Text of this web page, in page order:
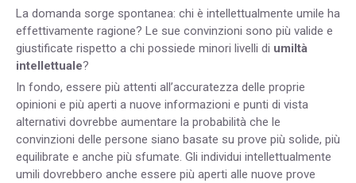
La domanda sorge spontanea: chi è intellettualmente umile ha
effettivamente ragione? Le sue convinzioni sono più valide e
giustificate rispetto a chi possiede minori livelli di umiltà
intellettuale?
In fondo, essere più attenti all’accuratezza delle proprie
opinioni e più aperti a nuove informazioni e punti di vista
alternativi dovrebbe aumentare la probabilità che le
convinzioni delle persone siano basate su prove più solide, più
equilibrate e anche più sfumate. Gli individui intellettualmente
umili dovrebbero anche essere più aperti alle nuove prove